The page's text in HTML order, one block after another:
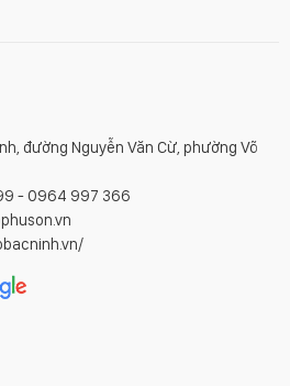
đường Nguyễn Văn Cừ, phường Võ
- 0964 997 366